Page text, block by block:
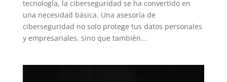
tecnología, la ciberseguridad se ha convertido en
una necesidad básica. Una asesoría de
ciberseguridad no solo protege tus datos personales
y empresariales, sino que también...